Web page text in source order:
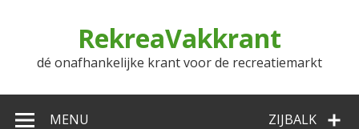
RekreaVakkrant
dé onafhankelijke krant voor de recreatiemarkt
ZIJBALK
MENU